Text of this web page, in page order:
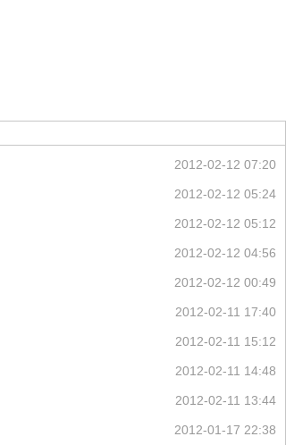
2012-02-12 07:20
2012-02-12 05:24
2012-02-12 05:12
2012-02-12 04:56
2012-02-12 00:49
2012-02-11 17:40
2012-02-11 15:12
2012-02-11 14:48
2012-02-11 13:44
2012-01-17 22:38